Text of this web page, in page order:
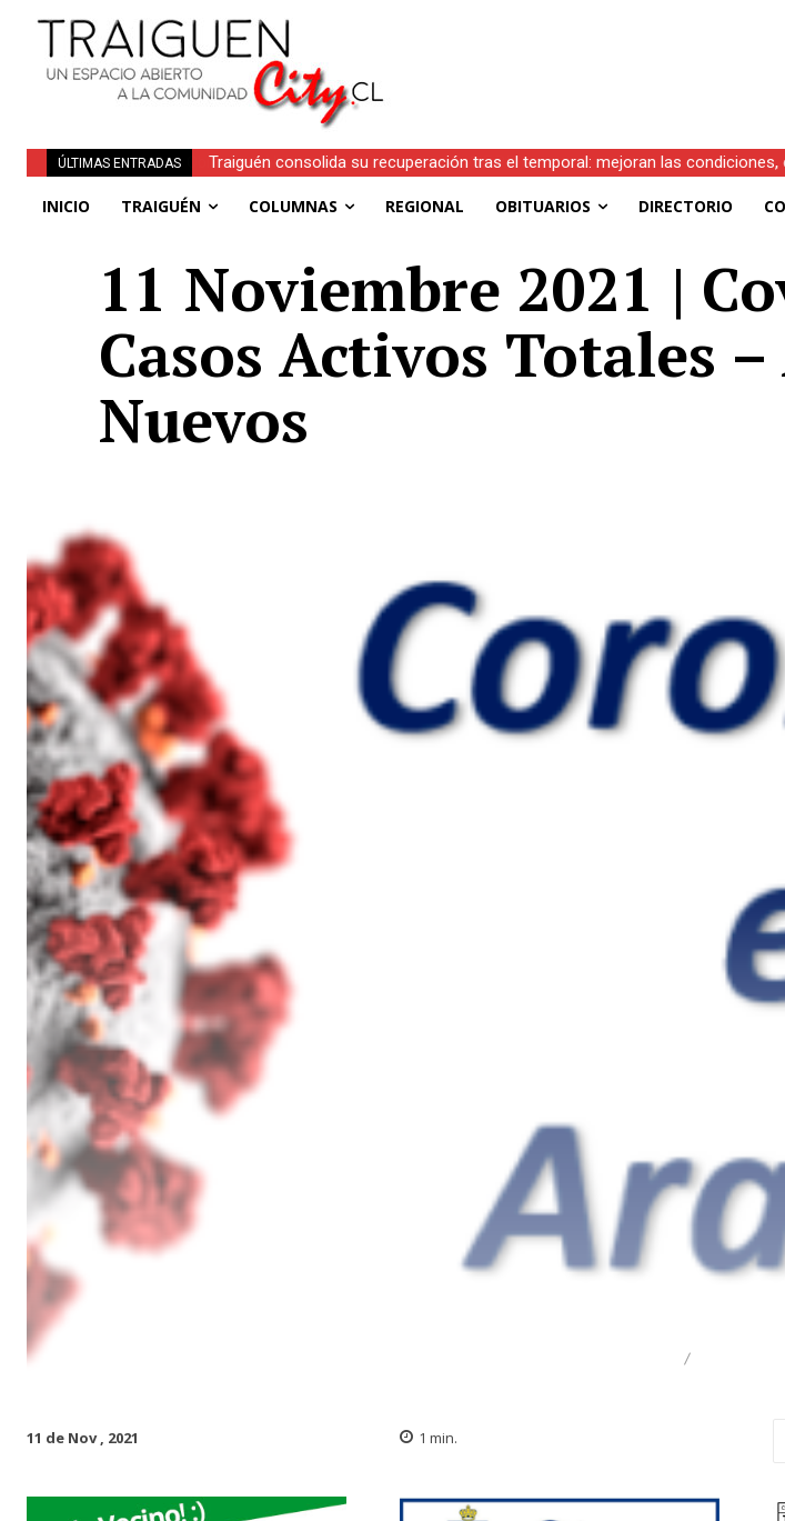
ÚLTIMAS ENTRADAS
Traiguén consolida su recuperación tras el temporal: mejoran las
INICIO TRAIGUÉN COLUMNAS REGIONAL OBITUARIOS DIRECTORIO
11 Noviembre 2021 |
Casos Activos Totales
Nuevos
11 de Nov , 2021 1 min.